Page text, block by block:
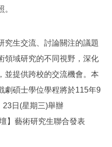
究生交流、討論關注的議題
領域研究的不同視野，深化
並提供跨校的交流機會。本
劇碩士學位學程將於115年9
23日(星期三)舉辦
】藝術研究生聯合發表